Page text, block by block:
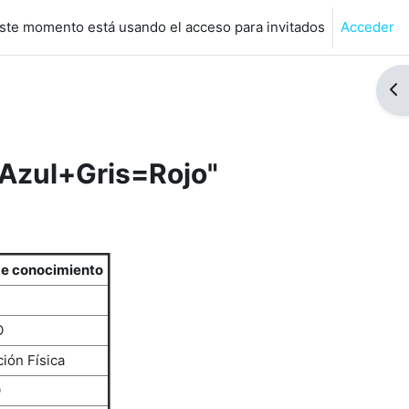
búsqueda de entrada
momento está usando el acceso para invitados Acceder
conocimiento
Física